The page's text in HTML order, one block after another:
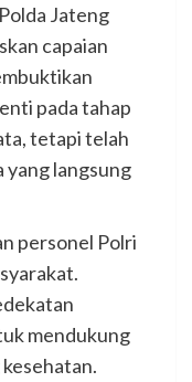
Jateng
capaian
pada tahap
tetapi telah
yang langsung
personel Polri
mendukung